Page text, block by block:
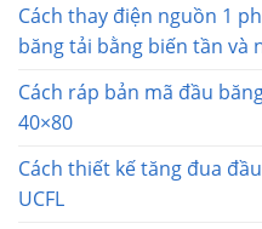
Cách thay điện nguồn 1
băng tải bằng biến tần và
Cách ráp bản mã đầu
40×80
Cách thiết kế tăng đua
UCFL